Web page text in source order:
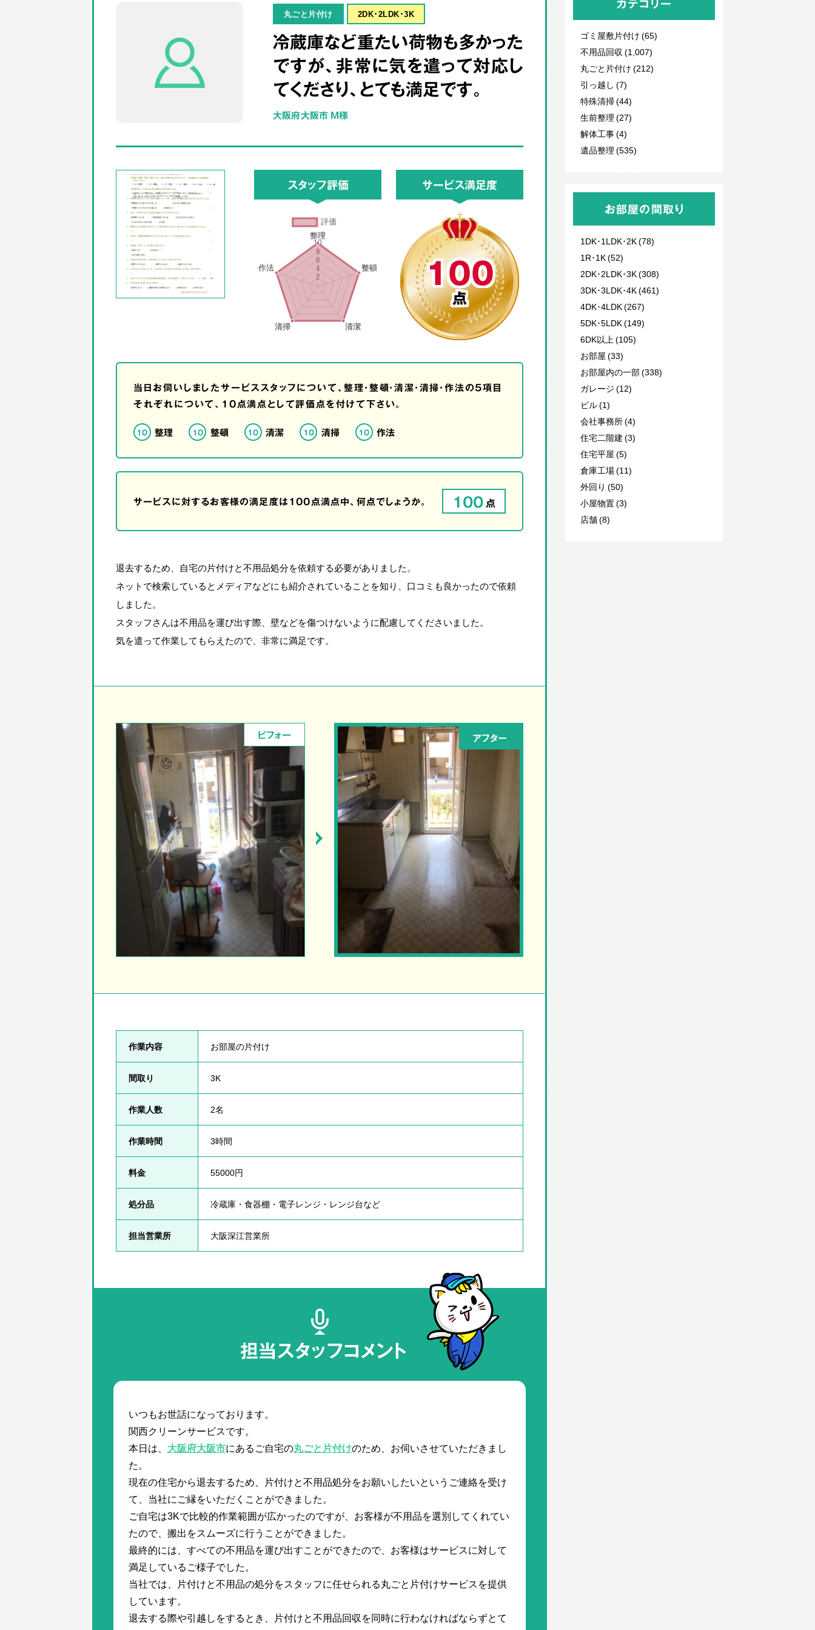
丸ごと片付け 2DK･2LDK･3K
冷蔵庫など重たい荷物も多かった
ですが、非常に気を遣って対応し
てくださり、とても満足です。
大阪府大阪市 M様
スタッフ評価 サービス満足度
100
点
当日お伺いしましたサービススタッフについて、整理・整頓・清潔・清掃・作法の5項目
それぞれについて、10点満点として評価点を付けて下さい。
10 整理 10 整頓 10 清潔 10 清掃 10 作法
サービスに対するお客様の満足度は100点満点中、何点でしょうか。 100点
退去するため、自宅の片付けと不用品処分を依頼する必要がありました。
ネットで検索しているとメディアなどにも紹介されていることを知り、口コミも良かったので依頼
しました。
スタッフさんは不用品を運び出す際、壁などを傷つけないように配慮してくださいました。
気を遣って作業してもらえたので、非常に満足です。
ビフォー アフター
作業内容 お部屋の片付け
間取り 3K
作業人数 2名
作業時間 3時間
料金 55000円
処分品 冷蔵庫・食器棚・電子レンジ・レンジ台など
担当営業所 大阪深江営業所
担当スタッフコメント
いつもお世話になっております。
関西クリーンサービスです。
本日は、 大阪府大阪市にあるご自宅の丸ごと片付けのため、お伺いさせていただきまし
た。
現在の住宅から退去するため、片付けと不用品処分をお願いしたいというご連絡を受け
て、当社にご縁をいただくことができました。
ご自宅は3Kで比較的作業範囲が広かったのですが、お客様が不用品を選別してくれてい
たので、搬出をスムーズに行うことができました。
最終的には、すべての不用品を運び出すことができたので、お客様はサービスに対して
満足しているご様子でした。
当社では、片付けと不用品の処分をスタッフに任せられる丸ごと片付けサービスを提供
しています。
退去する際や引越しをするとき、片付けと不用品回収を同時に行わなければならずとて
カテゴリー
ゴミ屋敷片付け (65)
不用品回収 (1,007)
丸ごと片付け (212)
引っ越し (7)
特殊清掃 (44)
生前整理 (27)
解体工事 (4)
遺品整理 (535)
お部屋の間取り
1DK･1LDK･2K (78)
1R･1K (52)
2DK･2LDK･3K (308)
3DK･3LDK･4K (461)
4DK･4LDK (267)
5DK･5LDK (149)
6DK以上 (105)
お部屋 (33)
お部屋内の一部 (338)
ガレージ (12)
ビル (1)
会社事務所 (4)
住宅二階建 (3)
住宅平屋 (5)
倉庫工場 (11)
外回り (50)
小屋物置 (3)
店舗 (8)